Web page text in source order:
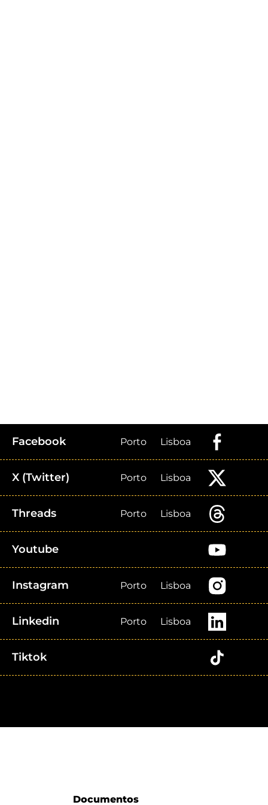
Facebook Porto Lisboa
X (Twitter) Porto Lisboa
Threads Porto Lisboa
Youtube
Instagram Porto Lisboa
Linkedin Porto Lisboa
Tiktok
Documentos